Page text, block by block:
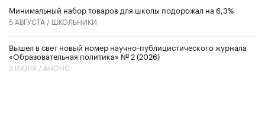
Минимальный набор товаров для школы подорожал на 6,3%
5 АВГУСТА / ШКОЛЬНИКИ
Вышел в свет новый номер научно-публицистического журнала
«Образовательная политика» № 2 (2026)
3 ИЮЛЯ / АНОНС